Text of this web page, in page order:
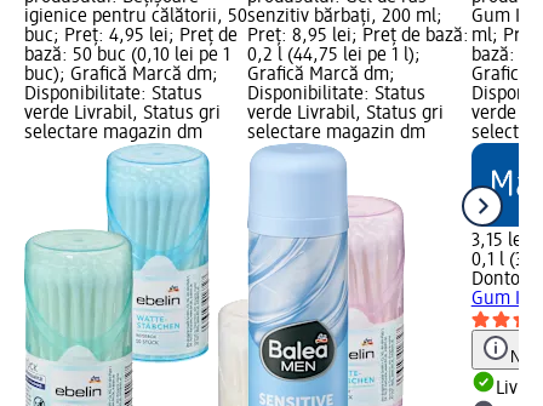
igienice pentru călătorii, 50
buc; Preț: 4,95 lei; Preț de
bază: 50 buc (0,10 lei pe 1
buc); Grafică Marcă dm;
Disponibilitate: Status
verde Livrabil, Status gri
selectare magazin dm
senzitiv bărbați, 200 ml;
Preț: 8,95 lei; Preț de bază:
0,2 l (44,75 lei pe 1 l);
Grafică Marcă dm;
Disponibilitate: Status
verde Livrabil, Status gri
selectare magazin dm
Gum
ml;
bază:
Grafică
verde
3,15 lei
0,1 l
Gum
Notă